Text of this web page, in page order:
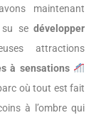
maintenant
su sedévelopper
attractions
à sensations
où tout est fait
à l’ombre qui